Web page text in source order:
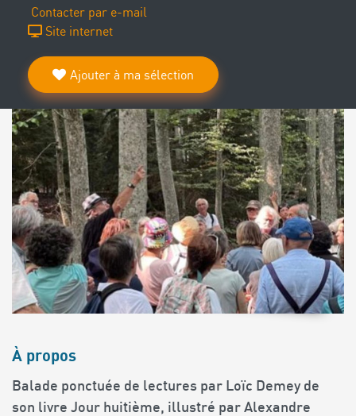
Contacter par e-mail
Site internet
Ajouter à ma sélection
À propos
Balade ponctuée de lectures par Loïc Demey de
son livre Jour huitième, illustré par Alexandre